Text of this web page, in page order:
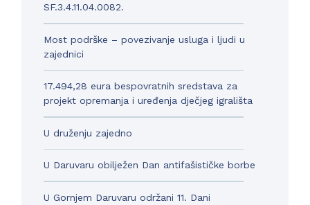
SF.3.4.11.04.0082.
Most podrške – povezivanje usluga i ljudi u
zajednici
17.494,28 eura bespovratnih sredstava za
projekt opremanja i uređenja dječjeg igrališta
U druženju zajedno
U Daruvaru obilježen Dan antifašističke borbe
U Gornjem Daruvaru održani 11. Dani